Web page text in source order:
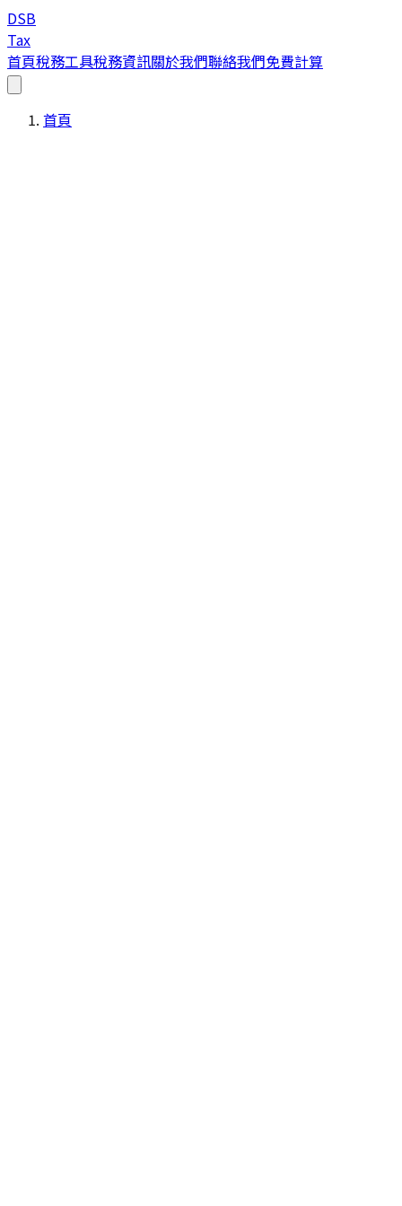
DSB
Tax
首頁稅務工具稅務資訊關於我們聯絡我們免費計算
首頁